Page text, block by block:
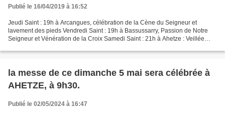
Publié le 16/04/2019 à 16:52
Jeudi Saint : 19h à Arcangues, célébration de la Cène du Seigneur et
lavement des pieds Vendredi Saint : 19h à Bassussarry, Passion de Notre
Seigneur et Vénération de la Croix Samedi Saint : 21h à Ahetze : Veillée
la messe de ce dimanche 5 mai sera célébrée à
AHETZE, à 9h30.
Publié le 02/05/2024 à 16:47